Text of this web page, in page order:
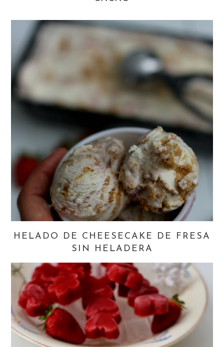
HELADO DE CHEESECAKE DE FRESA
SIN HELADERA